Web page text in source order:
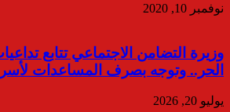
نوفمبر 10, 2020
وزيرة التضامن الاجتماعي تتابع
الحر.. وتوجه بصرف المساعدات لأسر
يوليو 20, 2026